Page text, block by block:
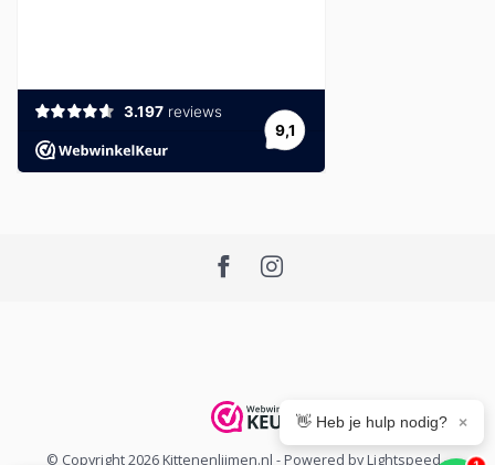
© Copyright 2026 Kittenenlijmen.nl - Powered byLightspeed-
👋 Heb je hulp nodig? ×